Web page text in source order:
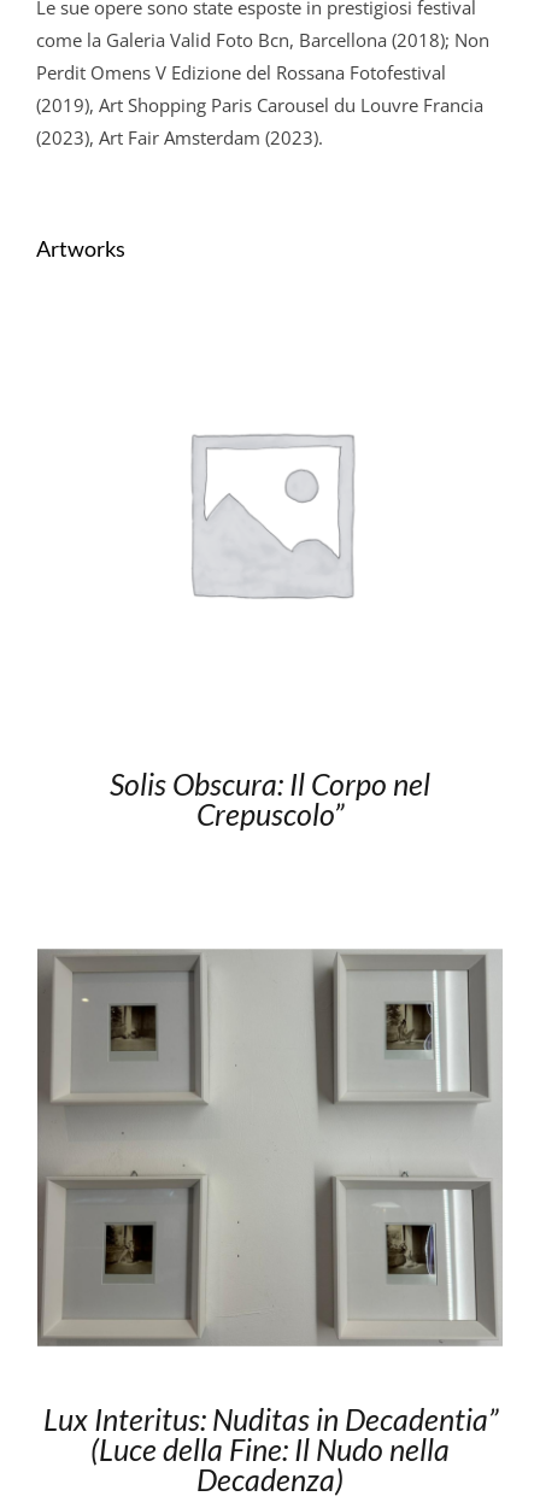
Le sue opere sono state esposte in prestigiosi festival
come la Galeria Valid Foto Bcn, Barcellona (2018); Non
Perdit Omens V Edizione del Rossana Fotofestival
(2019), Art Shopping Paris Carousel du Louvre Francia
(2023), Art Fair Amsterdam (2023).
Artworks
Solis Obscura: Il Corpo nel
Crepuscolo”
Lux Interitus: Nuditas in Decadentia”
(Luce della Fine: Il Nudo nella
Decadenza)